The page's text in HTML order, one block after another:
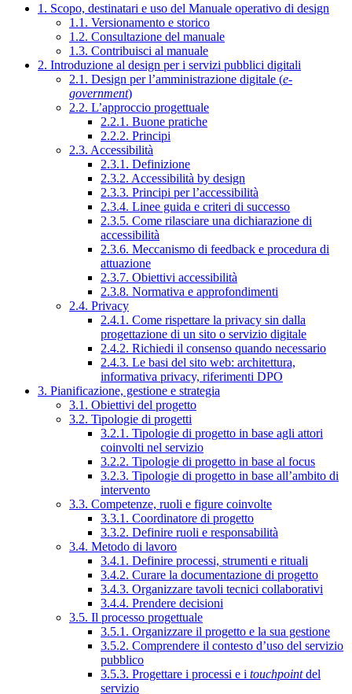
1. Scopo, destinatari e uso del Manuale operativo di design
1.1. Versionamento e storico
1.2. Consultazione del manuale
1.3. Contribuisci al manuale
2. Introduzione al design per i servizi pubblici digitali
2.1. Design per l’amministrazione digitale (e-
government)
2.2. L’approccio progettuale
2.2.1. Buone pratiche
2.2.2. Principi
2.3. Accessibilità
2.3.1. Definizione
2.3.2. Accessibilità by design
2.3.3. Principi per l’accessibilità
2.3.4. Linee guida e criteri di successo
2.3.5. Come rilasciare una dichiarazione di
accessibilità
2.3.6. Meccanismo di feedback e procedura di
attuazione
2.3.7. Obiettivi accessibilità
2.3.8. Normativa e approfondimenti
2.4. Privacy
2.4.1. Come rispettare la privacy sin dalla
progettazione di un sito o servizio digitale
2.4.2. Richiedi il consenso quando necessario
2.4.3. Le basi del sito web: architettura,
informativa privacy, riferimenti DPO
3. Pianificazione, gestione e strategia
3.1. Obiettivi del progetto
3.2. Tipologie di progetti
3.2.1. Tipologie di progetto in base agli attori
coinvolti nel servizio
3.2.2. Tipologie di progetto in base al focus
3.2.3. Tipologie di progetto in base all’ambito di
intervento
3.3. Competenze, ruoli e figure coinvolte
3.3.1. Coordinatore di progetto
3.3.2. Definire ruoli e responsabilità
3.4. Metodo di lavoro
3.4.1. Definire processi, strumenti e rituali
3.4.2. Curare la documentazione di progetto
3.4.3. Organizzare tavoli tecnici collaborativi
3.4.4. Prendere decisioni
3.5. Il processo progettuale
3.5.1. Organizzare il progetto e la sua gestione
3.5.2. Comprendere il contesto d’uso del servizio
pubblico
3.5.3. Progettare i processi e i touchpointdel
servizio